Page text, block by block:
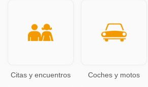
Citas y encuentros Coches y motos